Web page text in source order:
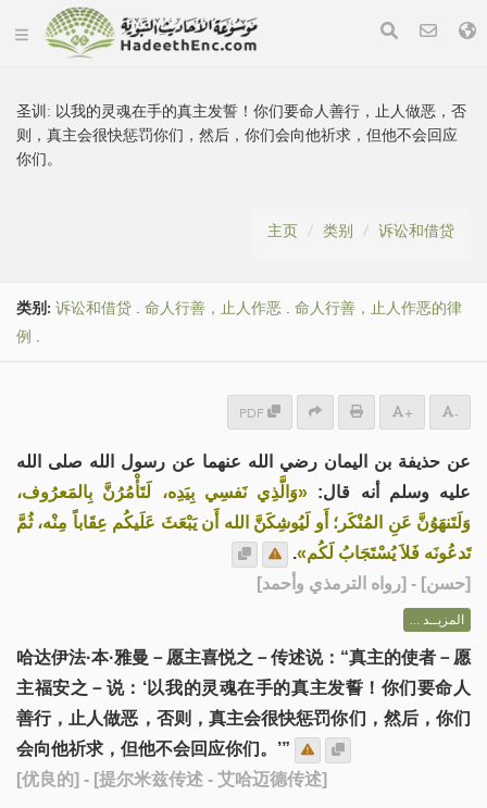
圣训: 以我的灵魂在手的真主发誓！你们要命人善行，止人做恶，否
则，真主会很快惩罚你们，然后，你们会向他祈求，但他不会回应
你们。
主页 类别 诉讼和借贷
类别: 诉讼和借贷 . 命人行善，止人作恶 . 命人行善，止人作恶的律
例 .
PDF + -
عن حذيفة بن اليمان رضي الله عنهما عن رسول الله صلى الله
عليه وسلم أنه قال: «وَالَّذِي نَفسِي بِيَدِه، لَتَأْمُرُنَّ بِالمَعرُوف،
وَلَتَنهَوُنَّ عَنِ المُنْكَر؛ أَو لَيُوشِكَنَّ الله أَن يَبْعَثَ عَلَيكُم عِقَاباً مِنْه، ثُمَّ
تَدعُونَه فَلاَ يُسْتَجَابُ لَكُم».
[حسن] - [رواه الترمذي وأحمد]
المزيــد ...
哈达伊法·本·雅曼－愿主喜悦之－传述说：“真主的使者－愿
主福安之－说：‘以我的灵魂在手的真主发誓！你们要命人
善行，止人做恶，否则，真主会很快惩罚你们，然后，你们
会向他祈求，但他不会回应你们。’”
[优良的] - [提尔米兹传述 - 艾哈迈德传述]